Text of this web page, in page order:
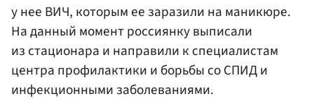
у нее ВИЧ, которым ее заразили на маникюре.
На данный момент россиянку выписали
из стационара и направили к специалистам
центра профилактики и борьбы со СПИД и
инфекционными заболеваниями.